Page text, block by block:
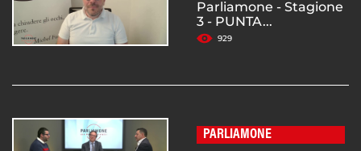
Parliamone - Stagione
3 - PUNTA...
929
PARLIAMONE